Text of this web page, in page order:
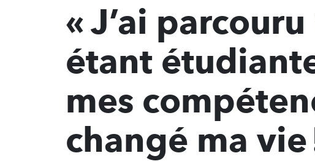
« J’ai
étant
mes
changé ma vie